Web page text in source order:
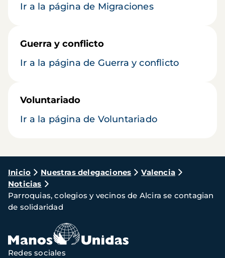
Ir a la página de Migraciones
Guerra y conflicto
Ir a la página de Guerra y conflicto
Voluntariado
Ir a la página de Voluntariado
Ruta
de
navegación
Inicio Nuestras delegaciones
Valencia
Noticias
Parroquias, colegios y vecinos de Alcira se contagian
de solidaridad
Redes sociales